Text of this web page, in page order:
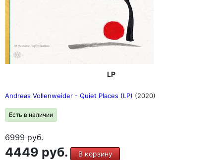
LP
Andreas Vollenweider - Quiet Places (LP) (2020)
Есть в наличии
6999руб.
4449 руб. В корзину